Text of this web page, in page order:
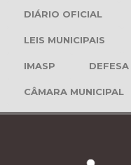
DIÁRIO OFICIAL
LEIS MUNICIPAIS
IMASP
CÂMARA MUNICIPAL